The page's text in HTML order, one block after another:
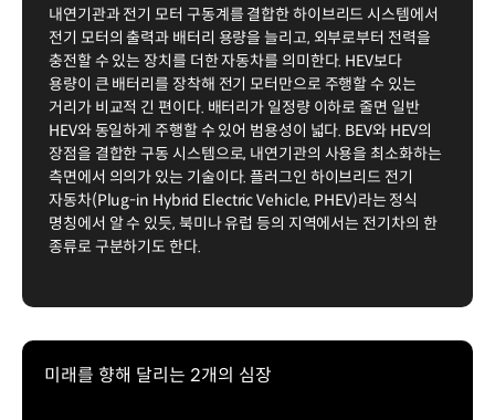
내연기관과 전기 모터 구동계를 결합한 하이브리드 시스템에서
전기 모터의 출력과 배터리 용량을 늘리고, 외부로부터 전력을
충전할 수 있는 장치를 더한 자동차를 의미한다. HEV보다
용량이 큰 배터리를 장착해 전기 모터만으로 주행할 수 있는
거리가 비교적 긴 편이다. 배터리가 일정량 이하로 줄면 일반
HEV와 동일하게 주행할 수 있어 범용성이 넓다. BEV와 HEV의
장점을 결합한 구동 시스템으로, 내연기관의 사용을 최소화하는
측면에서 의의가 있는 기술이다. 플러그인 하이브리드 전기
자동차(Plug-in Hybrid Electric Vehicle, PHEV)라는 정식
명칭에서 알 수 있듯, 북미나 유럽 등의 지역에서는 전기차의 한
종류로 구분하기도 한다.
미래를 향해 달리는 2개의 심장